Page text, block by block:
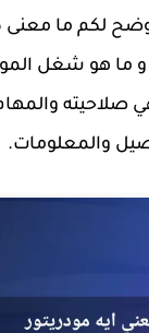
لكم ما معنى
و ما هو شغل
صلاحيته
والمعلومات.